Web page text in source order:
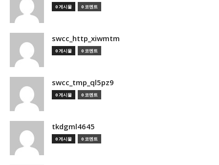
0 게시물 0 코멘트
swcc_http_xiwmtm
0 게시물 0 코멘트
swcc_tmp_ql5pz9
0 게시물 0 코멘트
tkdgml4645
0 게시물 0 코멘트